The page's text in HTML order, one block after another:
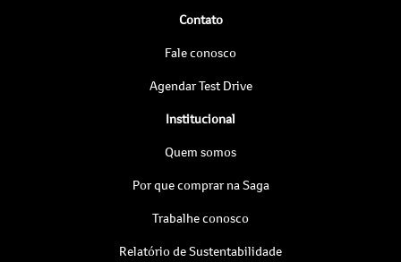
Contato
Fale conosco
Agendar Test Drive
Institucional
Quem somos
Por que comprar na Saga
Trabalhe conosco
Relatório de Sustentabilidade